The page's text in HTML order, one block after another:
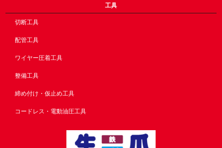
工具
切断工具
配管工具
ワイヤー圧着工具
整備工具
締め付け・仮止め工具
コードレス・電動油圧工具